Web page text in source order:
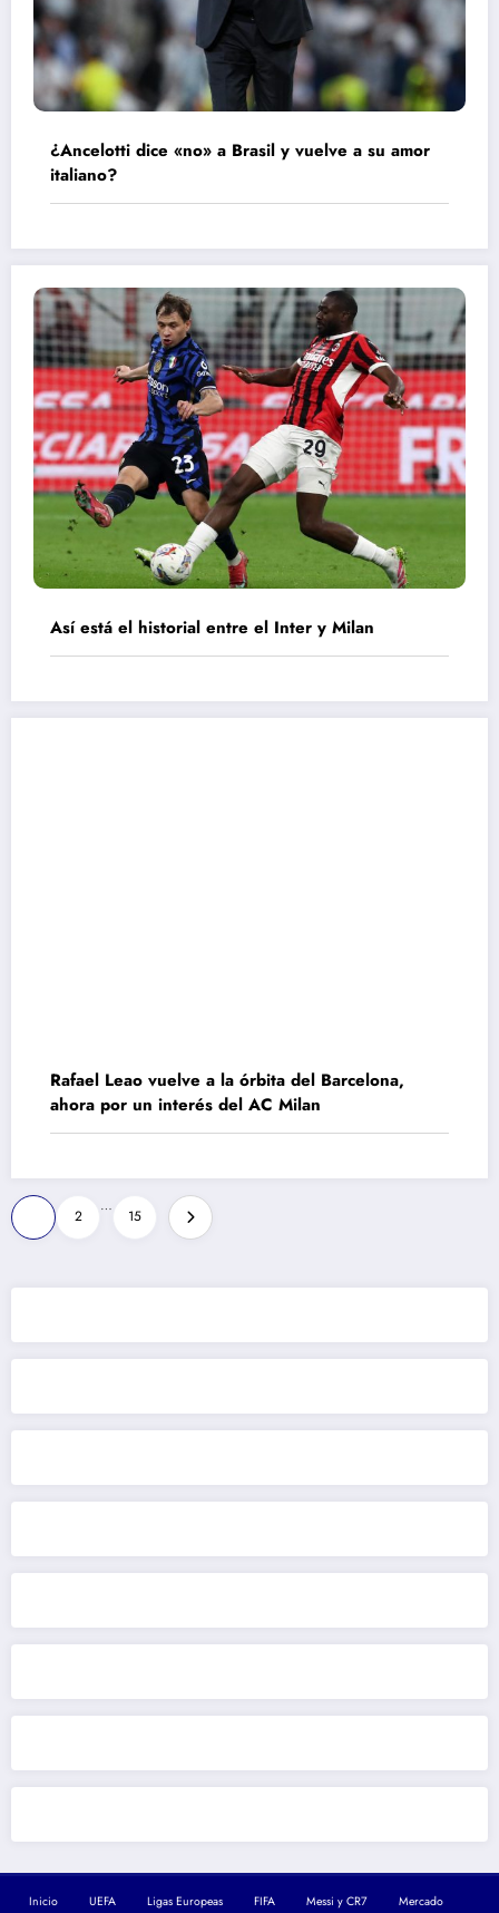
¿Ancelotti dice «no» a Brasil y vuelve a su amor
italiano?
Así está el historial entre el Inter y Milan
Rafael Leao vuelve a la órbita del Barcelona,
ahora por un interés del AC Milan
Paginación
de
entradas
2
…
15
Inicio UEFA Ligas Europeas FIFA Messi y CR7 Mercado